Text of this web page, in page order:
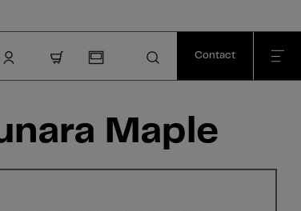
Contact
Maple